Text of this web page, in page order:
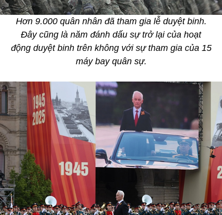
Hơn 9.000 quân nhân đã tham gia lễ duyệt binh.
Đây cũng là năm đánh dấu sự trở lại của hoạt
động duyệt binh trên không với sự tham gia của 15
máy bay quân sự.